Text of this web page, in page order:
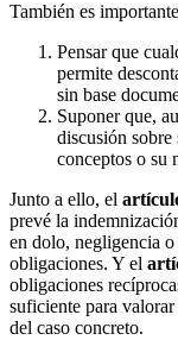
También es
Pensar que
permite
sin base
Suponer que,
discusión
conceptos o su
Junto a ello, el
prevé la
en dolo, negligencia
obligaciones. Y el
obligaciones
suficiente para
del caso concreto.